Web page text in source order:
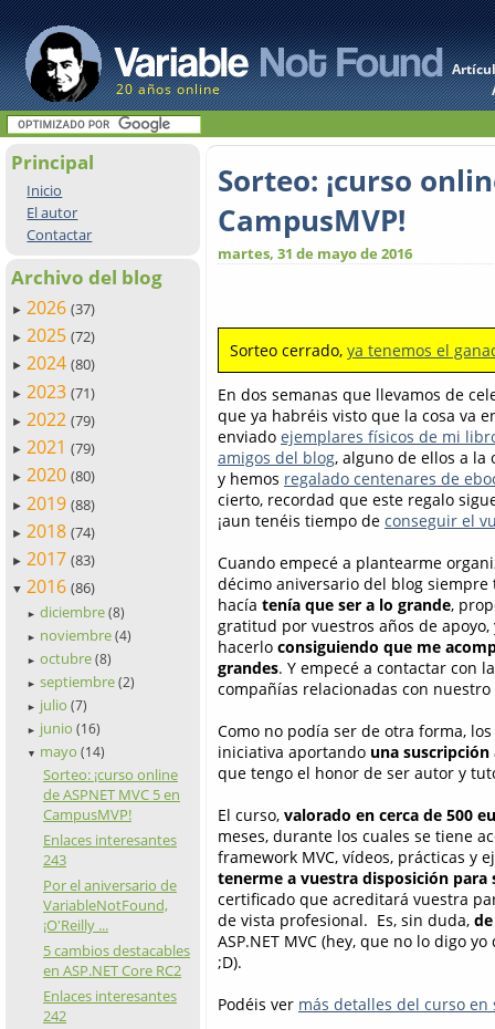
20 años online
Principal
Inicio
El autor
Contactar
Archivo del blog
► 2026 (37)
► 2025 (72)
► 2024 (80)
► 2023 (71)
► 2022 (79)
► 2021 (79)
► 2020 (80)
► 2019 (88)
► 2018 (74)
► 2017 (83)
▼ 2016 (86)
► diciembre (8)
► noviembre (4)
► octubre (8)
► septiembre (2)
► julio (7)
► junio (16)
▼ mayo (14)
Sorteo: ¡curso online
de ASPNET MVC 5 en
CampusMVP!
Enlaces interesantes
243
Por el aniversario de
VariableNotFound,
¡O'Reilly ...
5 cambios destacables
en ASP.NET Core RC2
Enlaces interesantes
242
Sorteo: ¡curso
CampusMVP!
martes, 31 de mayo de 2016
Sorteo cerrado, ya tenemos el
En dos semanas que llevamos de
que ya habréis visto que la cosa va
enviado ejemplares físicos de mi
amigos del blog, alguno de ellos a
y hemos regalado centenares de
cierto, recordad que este regalo
¡aun tenéis tiempo de conseguir el
Cuando empecé a plantearme
décimo aniversario del blog siempre
hacía tenía que ser a lo grande,
gratitud por vuestros años de apoyo,
hacerlo consiguiendo que me
grandes. Y empecé a contactar con
compañías relacionadas con nuestro
Como no podía ser de otra forma,
iniciativa aportando una
que tengo el honor de ser autor y
El curso, valorado en cerca de 500
meses, durante los cuales se tiene
framework MVC, vídeos, prácticas y
tenerme a vuestra disposición para
certificado que acreditará vuestra
de vista profesional. Es, sin duda,
ASP.NET MVC (hey, que no lo digo
;D).
Podéis ver más detalles del curso